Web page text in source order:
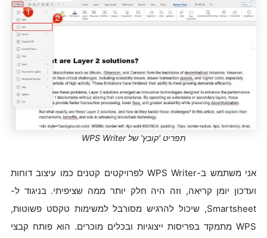
תפריט 'קובץ' של WPS Writer
אני משתמש ב-WPS Writer לפרויקטים קטנים כמו עיצוב דוחות
ועדכון יומן קריאה, וזה היה חלק יותר ממה שציפיתי. בניגוד ל-
Smartsheet, שיכול להרגיש מסורבל למשימות טקסט פשוטות,
WPS מתמקד בפריסות ייצוגיות ובכלים מוכרים. הוא פותח קבצי